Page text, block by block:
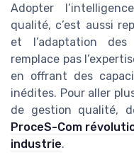
Adopter
qualité, c’est aussi
et l’adaptation
remplace pas
en offrant des
inédites. Pour aller
de gestion qualité,
ProceS-Com
industrie.